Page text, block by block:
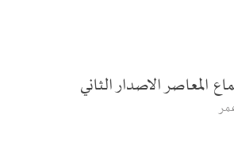
المعاصر الاصدار الثاني